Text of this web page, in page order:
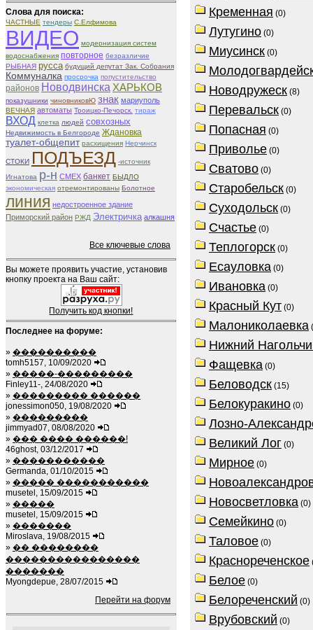
Слова для поиска:
ЧАСТНЫЕ тендеры С.Елфимова
ВИДЕО модернизация систем
водоснабжения повторное безразличие
РЫБНАЯ русса будущий депутат Зак. Собрания
Коммуналка просрочка попустительство
районов Новодвинска ХАРЬКОВ
показушники чиновниковЮ знак мариуполь
ВЕЧНАЯ автоматы Троицко-Печорск. тираж
ВХОД клетка людей совхозных
Недвижимость в Белгороде Ждановка
туалет-общепит расхищения Нерчинск
СТОКИ ПОДЪЕЗД -источник
Игнатова р-н СМЕХ банкет БЫДЛО
экономическая отремонтированы Болотное
линия недостроенное здание
Приморский район РЖД Электричка алкашня
Все ключевые слова
Вы можете проявить участие, установив
кнопку проекта на Ваш сайт:
Получить код кнопки!
Последнее на форуме:
» ����������
tomh5157, 10/09/2020
» �����-���������
Finley11-, 24/08/2020
» ��������� ������
jonessimon050, 19/08/2020
» ���������
jimmyad07, 08/08/2020
» ��� ���� ������!
46ghost, 03/12/2017
» �����������
Germanda, 01/10/2015
» ����� �����������
musetel, 15/09/2015
» �����
musetel, 15/09/2015
» �������
Miroslava, 19/08/2015
» �� ��������
����������������
�������
Myongdepue, 28/07/2015
Перейти на форум
Кременная (0)
Лутугино (0)
Миусинск (0)
Новодружеск (8)
Перевальск (0)
Попасная (0)
Приволье (0)
Сватово (0)
Старобельск (0)
Суходольск (0)
Счастье (0)
Теплогорск (0)
Есауловка (0)
Ивановка (0)
Красный Кут (0)
Малониколаевка
Нижний
Фащевка (0)
Беловодск (15)
Белокуракино (0)
Лозно-
Великий Лог (0)
Мирное (0)
Новосветловка (0)
Семейкино (0)
Таловое (0)
Краснореченское
Белое (0)
Белореченский (0)
Врубовский (0)